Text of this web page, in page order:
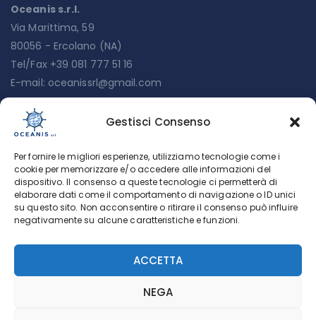
Gestisci Consenso
Per fornire le migliori esperienze, utilizziamo tecnologie come i
cookie per memorizzare e/o accedere alle informazioni del
dispositivo. Il consenso a queste tecnologie ci permetterà di
elaborare dati come il comportamento di navigazione o ID unici
su questo sito. Non acconsentire o ritirare il consenso può influire
negativamente su alcune caratteristiche e funzioni.
ACCETTA
NEGA
Oceanis s.r.l.
Via Marittima, 59
80056 - Ercolano (NA)
Tel/Fax +39 081 777 51 16
E-mail: oceanissrl@gmail.com
Menu
Chi siamo
Servizi
Lavora con noi
Cookie Policy (UE)